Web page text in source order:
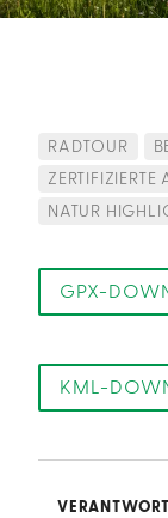
RADTOUR
NATUR
GPX-
KML-